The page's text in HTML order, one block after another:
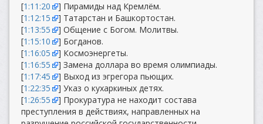
[1:11:20
] Пирамиды над Кремлём.
[1:12:15
] Татарстан и Башкортостан.
[1:13:55
] Общение с Богом. Молитвы.
[1:15:10
] Богданов.
[1:16:05
] Космоэнергеты.
[1:16:55
] Замена доллара во время олимпиады.
[1:17:45
] Выход из эгрегора пьющих.
[1:22:35
] Указ о кухаркиных детях.
[1:26:55
] Прокуратура не находит состава
преступления в действиях, направленных на